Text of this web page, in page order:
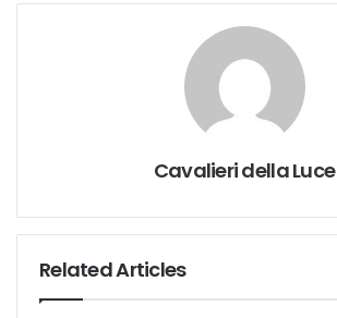
Cavalieri della Luce
Related Articles